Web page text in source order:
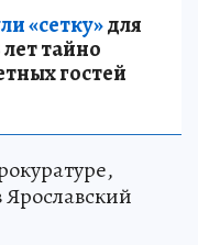
«сетку»для
тайно
гостей
Ярославский